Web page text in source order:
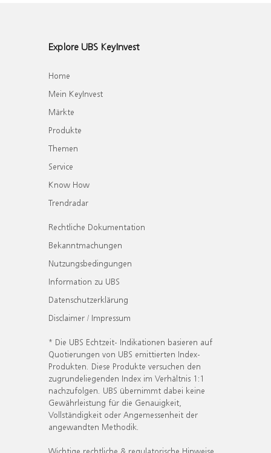
Explore UBS KeyInvest
Home
Mein KeyInvest
Märkte
Produkte
Themen
Service
Know How
Trendradar
Rechtliche Dokumentation
Bekanntmachungen
Nutzungsbedingungen
Information zu UBS
Datenschutzerklärung
Disclaimer / Impressum
* Die UBS Echtzeit- Indikationen basieren auf
Quotierungen von UBS emittierten Index-
Produkten. Diese Produkte versuchen den
zugrundeliegenden Index im Verhältnis 1:1
nachzufolgen. UBS übernimmt dabei keine
Gewährleistung für die Genauigkeit,
Vollständigkeit oder Angemessenheit der
angewandten Methodik.